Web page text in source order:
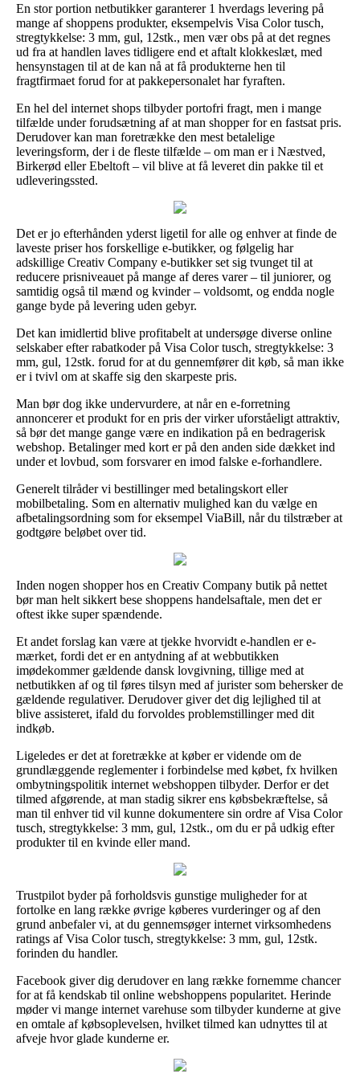
En stor portion netbutikker garanterer 1 hverdags levering på
mange af shoppens produkter, eksempelvis Visa Color tusch,
stregtykkelse: 3 mm, gul, 12stk., men vær obs på at det regnes
ud fra at handlen laves tidligere end et aftalt klokkeslæt, med
hensynstagen til at de kan nå at få produkterne hen til
fragtfirmaet forud for at pakkepersonalet har fyraften.
En hel del internet shops tilbyder portofri fragt, men i mange
tilfælde under forudsætning af at man shopper for en fastsat pris.
Derudover kan man foretrække den mest betalelige
leveringsform, der i de fleste tilfælde – om man er i Næstved,
Birkerød eller Ebeltoft – vil blive at få leveret din pakke til et
udleveringssted.
Det er jo efterhånden yderst ligetil for alle og enhver at finde de
laveste priser hos forskellige e-butikker, og følgelig har
adskillige Creativ Company e-butikker set sig tvunget til at
reducere prisniveauet på mange af deres varer – til juniorer, og
samtidig også til mænd og kvinder – voldsomt, og endda nogle
gange byde på levering uden gebyr.
Det kan imidlertid blive profitabelt at undersøge diverse online
selskaber efter rabatkoder på Visa Color tusch, stregtykkelse: 3
mm, gul, 12stk. forud for at du gennemfører dit køb, så man ikke
er i tvivl om at skaffe sig den skarpeste pris.
Man bør dog ikke undervurdere, at når en e-forretning
annoncerer et produkt for en pris der virker uforståeligt attraktiv,
så bør det mange gange være en indikation på en bedragerisk
webshop. Betalinger med kort er på den anden side dækket ind
under et lovbud, som forsvarer en imod falske e-forhandlere.
Generelt tilråder vi bestillinger med betalingskort eller
mobilbetaling. Som en alternativ mulighed kan du vælge en
afbetalingsordning som for eksempel ViaBill, når du tilstræber at
godtgøre beløbet over tid.
Inden nogen shopper hos en Creativ Company butik på nettet
bør man helt sikkert bese shoppens handelsaftale, men det er
oftest ikke super spændende.
Et andet forslag kan være at tjekke hvorvidt e-handlen er e-
mærket, fordi det er en antydning af at webbutikken
imødekommer gældende dansk lovgivning, tillige med at
netbutikken af og til føres tilsyn med af jurister som behersker de
gældende regulativer. Derudover giver det dig lejlighed til at
blive assisteret, ifald du forvoldes problemstillinger med dit
indkøb.
Ligeledes er det at foretrække at køber er vidende om de
grundlæggende reglementer i forbindelse med købet, fx hvilken
ombytningspolitik internet webshoppen tilbyder. Derfor er det
tilmed afgørende, at man stadig sikrer ens købsbekræftelse, så
man til enhver tid vil kunne dokumentere sin ordre af Visa Color
tusch, stregtykkelse: 3 mm, gul, 12stk., om du er på udkig efter
produkter til en kvinde eller mand.
Trustpilot byder på forholdsvis gunstige muligheder for at
fortolke en lang række øvrige køberes vurderinger og af den
grund anbefaler vi, at du gennemsøger internet virksomhedens
ratings af Visa Color tusch, stregtykkelse: 3 mm, gul, 12stk.
forinden du handler.
Facebook giver dig derudover en lang række fornemme chancer
for at få kendskab til online webshoppens popularitet. Herinde
møder vi mange internet varehuse som tilbyder kunderne at give
en omtale af købsoplevelsen, hvilket tilmed kan udnyttes til at
afveje hvor glade kunderne er.